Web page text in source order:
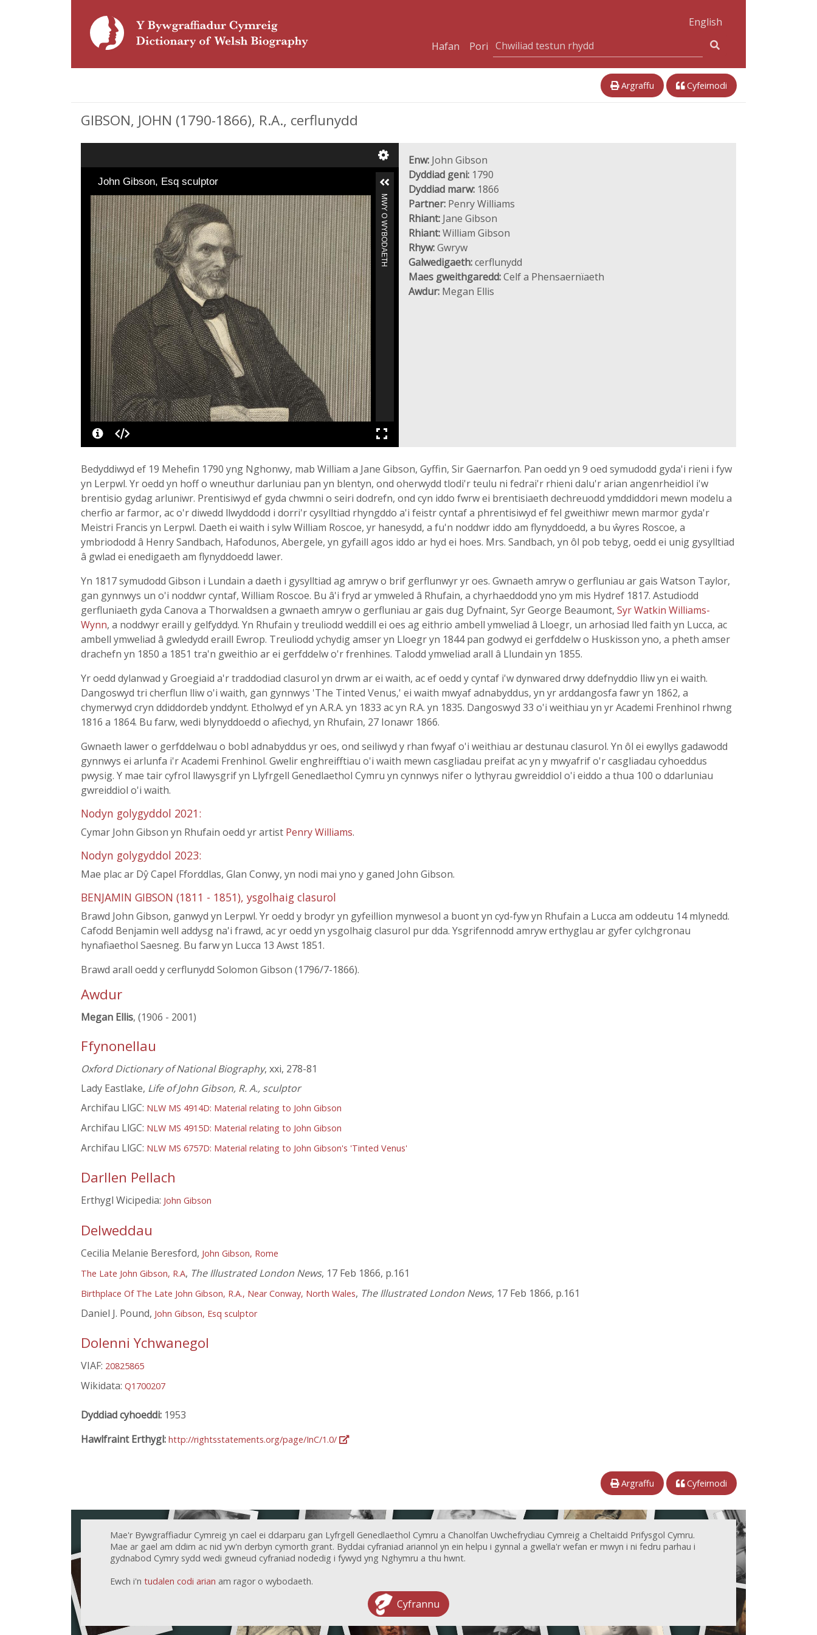
English
Hafan
Pori
Argraffu Cyfeirnodi
GIBSON, JOHN (1790-1866), R.A., cerflunydd
John Gibson, Esq sculptor
MWY O WYBODAETH
Enw: John Gibson
Dyddiad geni: 1790
Dyddiad marw: 1866
Partner: Penry Williams
Rhiant: Jane Gibson
Rhiant:William Gibson
Rhyw:Gwryw
Galwedigaeth:cerflunydd
Maes gweithgaredd:Celf a Phensaernïaeth
Awdur: Megan Ellis
Bedyddiwyd ef 19 Mehefin 1790 yng Nghonwy, mab William a Jane Gibson, Gyffin, Sir Gaernarfon. Pan oedd yn 9 oed symudodd gyda'i rieni i fyw
yn Lerpwl. Yr oedd yn hoff o wneuthur darluniau pan yn blentyn, ond oherwydd tlodi'r teulu ni fedrai'r rhieni dalu'r arian angenrheidiol i'w
brentisio gydag arluniwr. Prentisiwyd ef gyda chwmni o seiri dodrefn, ond cyn iddo fwrw ei brentisiaeth dechreuodd ymddiddori mewn modelu a
cherfio ar farmor, ac o'r diwedd llwyddodd i dorri'r cysylltiad rhyngddo a'i feistr cyntaf a phrentisiwyd ef fel gweithiwr mewn marmor gyda'r
Meistri Francis yn Lerpwl. Daeth ei waith i sylw William Roscoe, yr hanesydd, a fu'n noddwr iddo am flynyddoedd, a bu ŵyres Roscoe, a
ymbriododd â Henry Sandbach, Hafodunos, Abergele, yn gyfaill agos iddo ar hyd ei hoes. Mrs. Sandbach, yn ôl pob tebyg, oedd ei unig gysylltiad
â gwlad ei enedigaeth am flynyddoedd lawer.
Yn 1817 symudodd Gibson i Lundain a daeth i gysylltiad ag amryw o brif gerflunwyr yr oes. Gwnaeth amryw o gerfluniau ar gais Watson Taylor,
gan gynnwys un o'i noddwr cyntaf, William Roscoe. Bu â'i fryd ar ymweled â Rhufain, a chyrhaeddodd yno ym mis Hydref 1817. Astudiodd
gerfluniaeth gyda Canova a Thorwaldsen a gwnaeth amryw o gerfluniau ar gais dug Dyfnaint, Syr George Beaumont, Syr Watkin Williams-
Wynn, a noddwyr eraill y gelfyddyd. Yn Rhufain y treuliodd weddill ei oes ag eithrio ambell ymweliad â Lloegr, un arhosiad lled faith yn Lucca, ac
ambell ymweliad â gwledydd eraill Ewrop. Treuliodd ychydig amser yn Lloegr yn 1844 pan godwyd ei gerfddelw o Huskisson yno, a pheth amser
drachefn yn 1850 a 1851 tra'n gweithio ar ei gerfddelw o'r frenhines. Talodd ymweliad arall â Llundain yn 1855.
Yr oedd dylanwad y Groegiaid a'r traddodiad clasurol yn drwm ar ei waith, ac ef oedd y cyntaf i'w dynwared drwy ddefnyddio lliw yn ei waith.
Dangoswyd tri cherflun lliw o'i waith, gan gynnwys 'The Tinted Venus,' ei waith mwyaf adnabyddus, yn yr arddangosfa fawr yn 1862, a
chymerwyd cryn ddiddordeb ynddynt. Etholwyd ef yn A.R.A. yn 1833 ac yn R.A. yn 1835. Dangoswyd 33 o'i weithiau yn yr Academi Frenhinol rhwng
1816 a 1864. Bu farw, wedi blynyddoedd o afiechyd, yn Rhufain, 27 Ionawr 1866.
Gwnaeth lawer o gerfddelwau o bobl adnabyddus yr oes, ond seiliwyd y rhan fwyaf o'i weithiau ar destunau clasurol. Yn ôl ei ewyllys gadawodd
gynnwys ei arlunfa i'r Academi Frenhinol. Gwelir enghreifftiau o'i waith mewn casgliadau preifat ac yn y mwyafrif o'r casgliadau cyhoeddus
pwysig. Y mae tair cyfrol llawysgrif yn Llyfrgell Genedlaethol Cymru yn cynnwys nifer o lythyrau gwreiddiol o'i eiddo a thua 100 o ddarluniau
gwreiddiol o'i waith.
Nodyn golygyddol 2021:
Cymar John Gibson yn Rhufain oedd yr artist Penry Williams.
Nodyn golygyddol 2023:
Mae plac ar Dŷ Capel Fforddlas, Glan Conwy, yn nodi mai yno y ganed John Gibson.
BENJAMIN GIBSON (1811 - 1851), ysgolhaig clasurol
Brawd John Gibson, ganwyd yn Lerpwl. Yr oedd y brodyr yn gyfeillion mynwesol a buont yn cyd-fyw yn Rhufain a Lucca am oddeutu 14 mlynedd.
Cafodd Benjamin well addysg na'i frawd, ac yr oedd yn ysgolhaig clasurol pur dda. Ysgrifennodd amryw erthyglau ar gyfer cylchgronau
hynafiaethol Saesneg. Bu farw yn Lucca 13 Awst 1851.
Brawd arall oedd y cerflunydd Solomon Gibson (1796/7-1866).
Awdur
Megan Ellis, (1906 - 2001)
Ffynonellau
Oxford Dictionary of National Biography, xxi, 278-81
Lady Eastlake, Life of John Gibson, R. A., sculptor
Archifau LlGC: NLW MS 4914D: Material relating to John Gibson
Archifau LlGC: NLW MS 4915D: Material relating to John Gibson
Archifau LlGC: NLW MS 6757D: Material relating to John Gibson's 'Tinted Venus'
Darllen Pellach
Erthygl Wicipedia: John Gibson
Delweddau
Cecilia Melanie Beresford, John Gibson, Rome
The Late John Gibson, R.A, The Illustrated London News, 17 Feb 1866, p.161
Birthplace Of The Late John Gibson, R.A., Near Conway, North Wales, The Illustrated London News, 17 Feb 1866, p.161
Daniel J. Pound, John Gibson, Esq sculptor
Dolenni Ychwanegol
VIAF: 20825865
Wikidata: Q1700207
Dyddiad cyhoeddi: 1953
Hawlfraint Erthygl: http://rightsstatements.org/page/InC/1.0/
Argraffu Cyfeirnodi
Mae'r Bywgraffiadur Cymreig yn cael ei ddarparu gan Lyfrgell Genedlaethol Cymru a Chanolfan Uwchefrydiau Cymreig a Cheltaidd Prifysgol Cymru.
Mae ar gael am ddim ac nid yw'n derbyn cymorth grant. Byddai cyfraniad ariannol yn ein helpu i gynnal a gwella'r wefan er mwyn i ni fedru parhau i
gydnabod Cymry sydd wedi gwneud cyfraniad nodedig i fywyd yng Nghymru a thu hwnt.
Ewch i'n tudalen codi arian am ragor o wybodaeth.
Cyfrannu